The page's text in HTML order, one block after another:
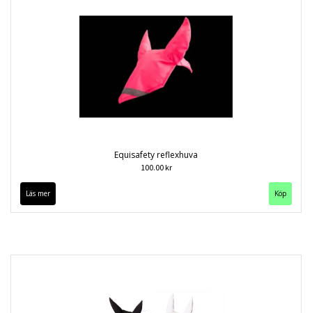
Equisafety reflexhuva
100.00 kr
Läs mer Köp